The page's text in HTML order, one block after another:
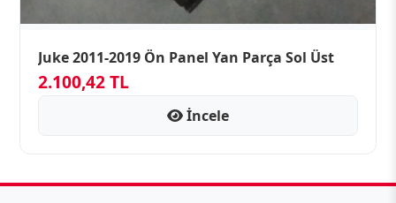
Juke 2011-2019 Ön Panel Yan Parça Sol Üst
2.100,42 TL
İncele